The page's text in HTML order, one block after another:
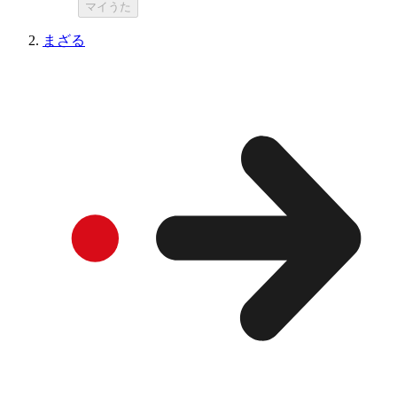
マイうた
まざる